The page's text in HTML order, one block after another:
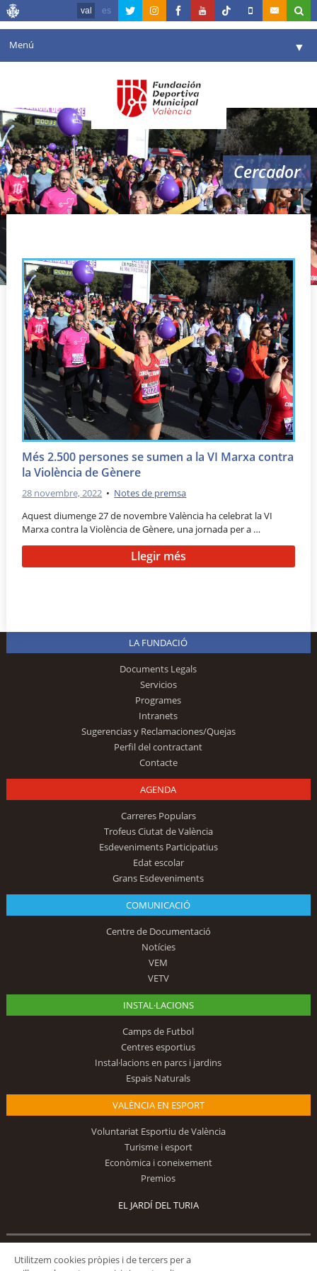
val es
Menú ▼
Agenda
Instal·lacions ▼
Comunicació ▼
València en esport ▼
Reserves
Cercador
Alanna
Més 2.500 persones se sumen a la VI Marxa contra
la Violència de Gènere
28 novembre, 2022 • Notes de premsa
Aquest diumenge 27 de novembre València ha celebrat la VI
Marxa contra la Violència de Gènere, una jornada per a …
Llegir més
LA FUNDACIÓ
Documents Legals
Servicios
Programes
Intranets
Sugerencias y Reclamaciones/Quejas
Perfil del contractant
Contacte
AGENDA
Carreres Populars
Trofeus Ciutat de València
Esdeveniments Participatius
Edat escolar
Grans Esdeveniments
COMUNICACIÓ
Centre de Documentació
Notícies
VEM
VETV
INSTAL·LACIONS
Camps de Futbol
Centres esportius
Instal·lacions en parcs i jardins
Espais Naturals
VALÈNCIA EN ESPORT
Voluntariat Esportiu de València
Turisme i esport
Econòmica i coneixement
Premios
EL JARDÍ DEL TURIA
Utilitzem cookies pròpies i de tercers per a